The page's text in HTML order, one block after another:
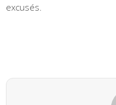
excusés.